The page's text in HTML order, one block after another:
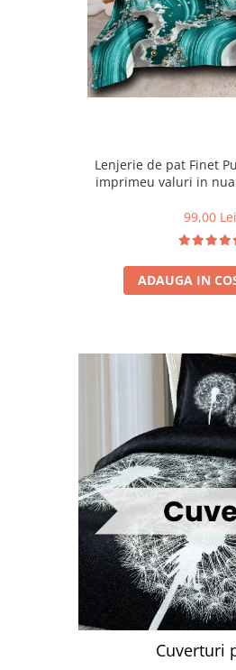
Lenjerie de pat Finet
imprimeu valuri in
99,00 Lei
ADAUGA IN
Cuverturi